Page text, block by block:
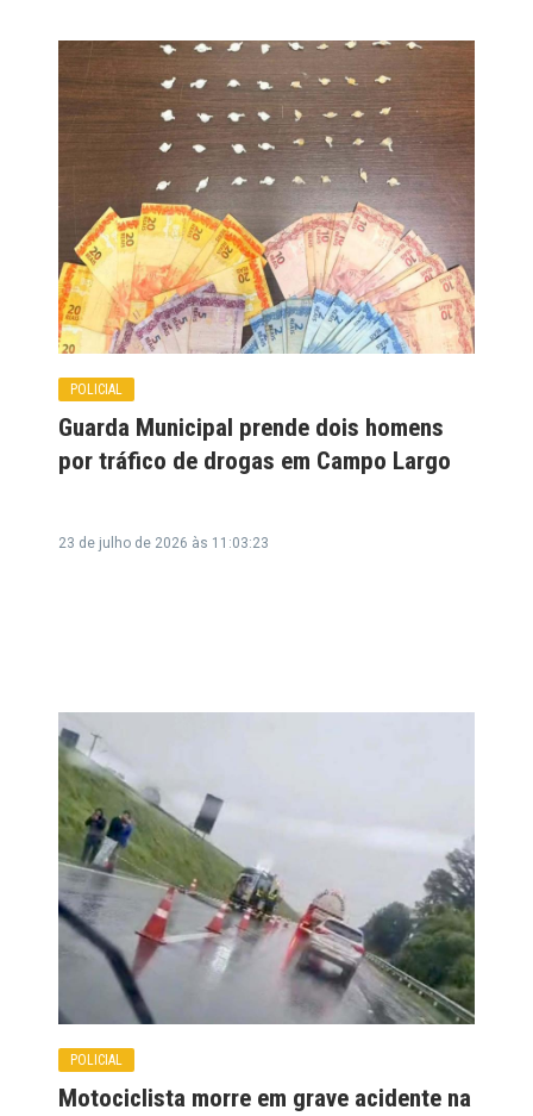
POLICIAL
Guarda Municipal prende dois homens
por tráfico de drogas em Campo Largo
23 de julho de 2026 às 11:03:23
POLICIAL
Motociclista morre em grave acidente na